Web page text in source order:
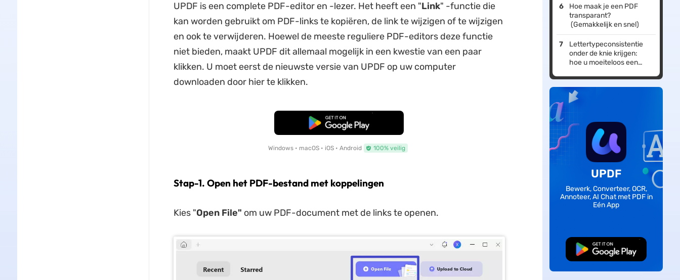
UPDF is een complete PDF-editor en -lezer. Het heeft een "Link" -functie die
kan worden gebruikt om PDF-links te kopiëren, de link te wijzigen of te wijzigen
en ook te verwijderen. Hoewel de meeste reguliere PDF-editors deze functie
niet bieden, maakt UPDF dit allemaal mogelijk in een kwestie van een paar
klikken. U moet eerst de nieuwste versie van UPDF op uw computer
downloaden door hier te klikken.
Gratis Download
Windows • macOS • iOS • Android 100% veilig
Stap-1. Open het PDF-bestand met koppelingen
Kies "Open File" om uw PDF-document met de links te openen.
Hoe maak je een PDF
transparant?
(Gemakkelijk en snel)
Lettertypeconsistentie
onder de knie krijgen:
hoe u moeiteloos een
lettertype kunt bewerken
UPDF
Bewerk, Converteer, OCR,
Annoteer, AI Chat met PDF in
Eén App
Gratis Download